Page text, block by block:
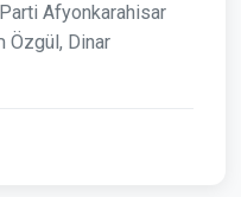
Afyonkarahisar
Özgül, Dinar